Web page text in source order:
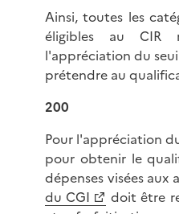
Ainsi, toutes les
éligibles au CIR
l'appréciation du
prétendre au
200
Pour l'appréciation
pour obtenir le
dépenses visées aux
du CGI
doit être